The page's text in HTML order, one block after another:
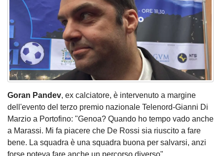
Goran Pandev, ex calciatore, è intervenuto a margine
dell'evento del terzo premio nazionale Telenord-Gianni Di
Marzio a Portofino: "Genoa? Quando ho tempo vado anche
a Marassi. Mi fa piacere che De Rossi sia riuscito a fare
bene. La squadra è una squadra buona per salvarsi, anzi
forse poteva fare anche un percorso diverso".